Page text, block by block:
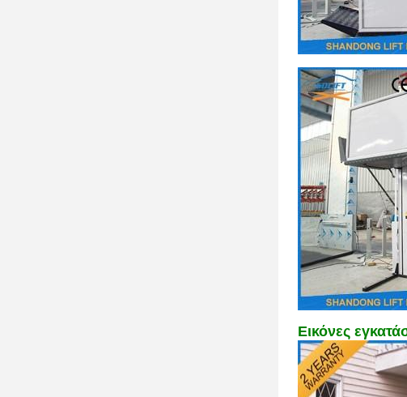
Εικόνες